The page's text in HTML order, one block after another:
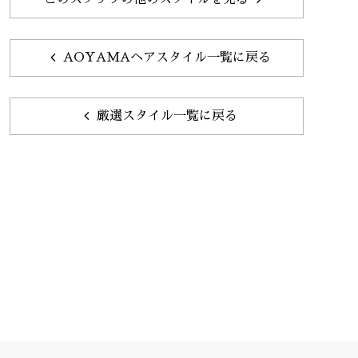
AOYAMAヘアスタイル一覧に戻る
厳選スタイル一覧に戻る